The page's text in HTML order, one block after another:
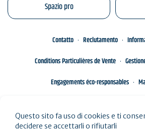
Spazio pro
Contatto Reclutamento
Conditions Particulières de Vente
Engagements éco-responsables
Questo sito fa uso di cookies e ti
decidere se accettarli o rifiutarli